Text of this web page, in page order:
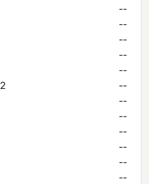
--
--
--
--
--
--
--
--
--
--
--
--